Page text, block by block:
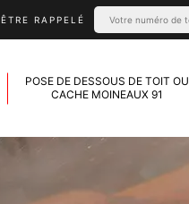
ÊTRE RAPPELÉ
POSE DE DESSOUS DE TOIT OU
CACHE MOINEAUX 91